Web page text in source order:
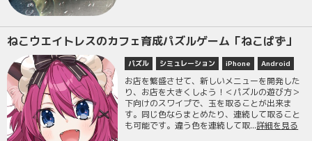
ねこウエイトレスのカフェ育成パズルゲーム「ねこぱず」
パズル シミュレーション iPhone Android
お店を繁盛させて、新しいメニューを開発した
り、お店を大きくしよう！＜パズルの遊び方＞
下向けのスワイプで、玉を取ることが出来ま
す。同じ色ならまとめたり、連続して取ること
も可能です。違う色を連続して取...詳細を見る